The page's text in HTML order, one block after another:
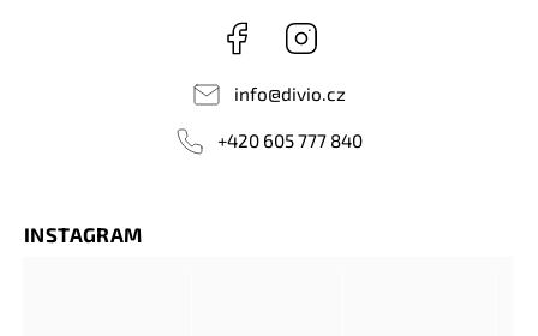
Facebook
info@divio.cz
+420 605 777 840
INSTAGRAM